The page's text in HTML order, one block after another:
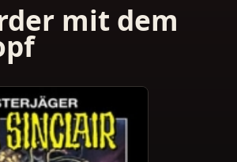
mit dem